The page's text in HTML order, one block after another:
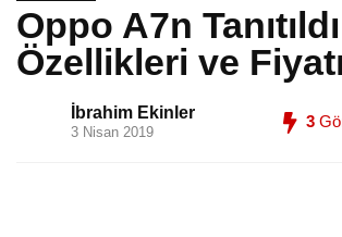
Oppo A7n
Özellikleri ve Fiyatı
İbrahim Ekinler
3 Nisan 2019
3